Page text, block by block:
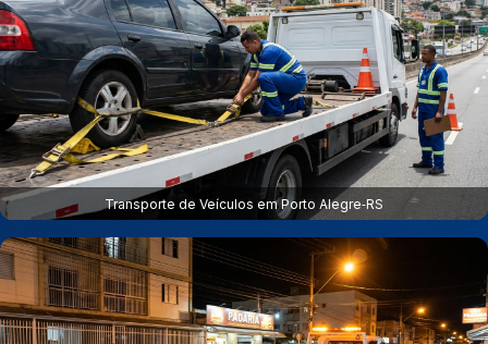
Transporte de Veículos em Porto Alegre‑RS